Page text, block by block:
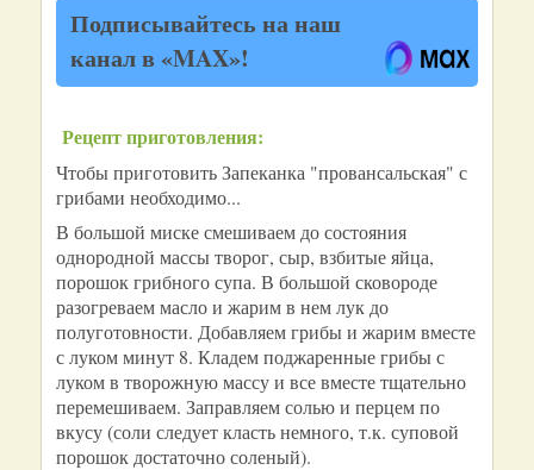
Подписывайтесь на наш
канал в «MAX»!
Рецепт приготовления:
Чтобы приготовить Запеканка "провансальская" с
грибами необходимо...
В большой миске смешиваем до состояния
однородной массы творог, сыр, взбитые яйца,
порошок грибного супа. В большой сковороде
разогреваем масло и жарим в нем лук до
полуготовности. Добавляем грибы и жарим вместе
с луком минут 8. Кладем поджаренные грибы с
луком в творожную массу и все вместе тщательно
перемешиваем. Заправляем солью и перцем по
вкусу (соли следует класть немного, т.к. суповой
порошок достаточно соленый).